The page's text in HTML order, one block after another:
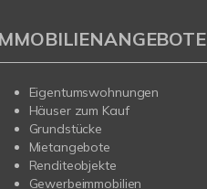
Eigentumswohnungen
Häuser zum Kauf
Grundstücke
Mietangebote
Renditeobjekte
Gewerbeimmobilien